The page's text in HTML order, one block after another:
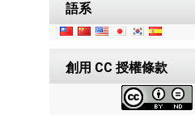
語系
創用 CC 授權條款